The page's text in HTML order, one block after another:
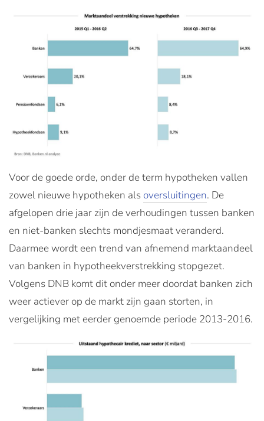
Voor de goede orde, onder de term hypotheken vallen
zowel nieuwe hypotheken alsoversluitingen. De
afgelopen drie jaar zijn de verhoudingen tussen banken
en niet-banken slechts mondjesmaat veranderd.
Daarmee wordt een trend van afnemend marktaandeel
van banken in hypotheekverstrekking stopgezet.
Volgens DNB komt dit onder meer doordat banken zich
weer actiever op de markt zijn gaan storten, in
vergelijking met eerder genoemde periode 2013-2016.